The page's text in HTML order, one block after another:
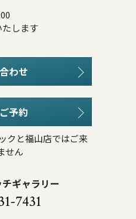
します
わせ
予約
クと福山店ではご来
せん
ギャラリー
7431